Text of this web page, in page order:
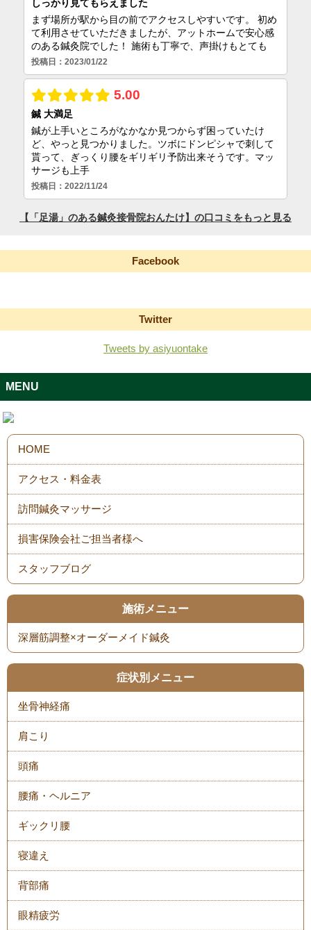
Facebook
Twitter
Tweets by asiyuontake
MENU
スタッフブログ
施術メニュー
症状別メニュー
坐骨神経痛
肩こり
頭痛
腰痛・ヘルニア
ギックリ腰
寝違え
背部痛
眼精疲労